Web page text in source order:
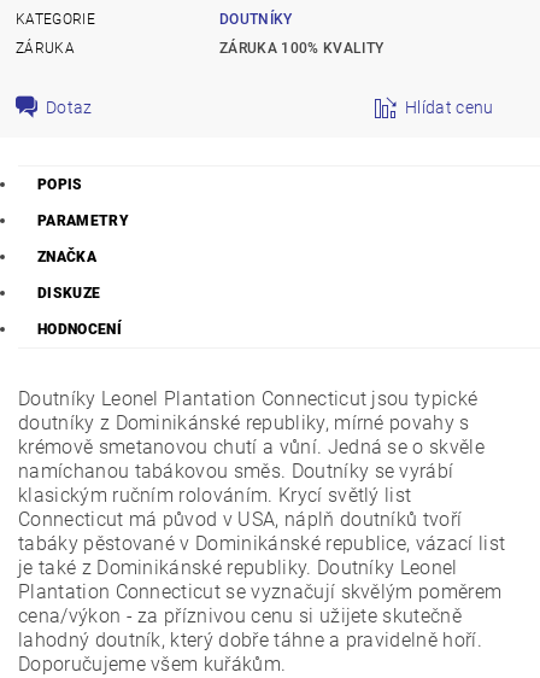
KATEGORIE
DOUTNÍKY
ZÁRUKA
ZÁRUKA 100% KVALITY
Dotaz Hlídat cenu
POPIS
PARAMETRY
ZNAČKA
DISKUZE
HODNOCENÍ
Doutníky Leonel Plantation Connecticut jsou typické
doutníky z Dominikánské republiky, mírné povahy s
krémově smetanovou chutí a vůní. Jedná se o skvěle
namíchanou tabákovou směs. Doutníky se vyrábí
klasickým ručním rolováním. Krycí světlý list
Connecticut má původ v USA, náplň doutníků tvoří
tabáky pěstované v Dominikánské republice, vázací list
je také z Dominikánské republiky. Doutníky Leonel
Plantation Connecticut se vyznačují skvělým poměrem
cena/výkon - za příznivou cenu si užijete skutečně
lahodný doutník, který dobře táhne a pravidelně hoří.
Doporučujeme všem kuřákům.